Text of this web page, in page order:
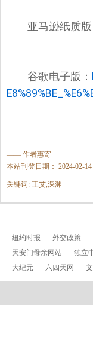
亚马逊纸质版
谷歌电子版：
—— 作者惠寄
本站刊登日期： 2024-02-14
关键词: 王艾,深渊
纽约时报 外交政策
天安门母亲网站
独立
大纪元
六四天网